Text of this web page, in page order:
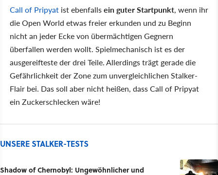
Call of Pripyat ist ebenfallsein guter Startpunkt, wenn ihr
die Open World etwas freier erkunden und zu Beginn
nicht an jeder Ecke von übermächtigen Gegnern
überfallen werden wollt. Spielmechanisch ist es der
ausgereifteste der drei Teile. Allerdings trägt gerade die
Gefährlichkeit der Zone zum unvergleichlichen Stalker-
Flair bei. Das soll aber nicht heißen, dass Call of Pripyat
ein Zuckerschlecken wäre!
UNSERE STALKER-TESTS
Shadow of Chernobyl: Ungewöhnlicher und